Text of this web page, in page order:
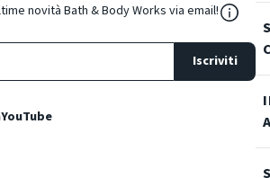
novità Bath & Body Works via email!
Iscriviti
YouTube